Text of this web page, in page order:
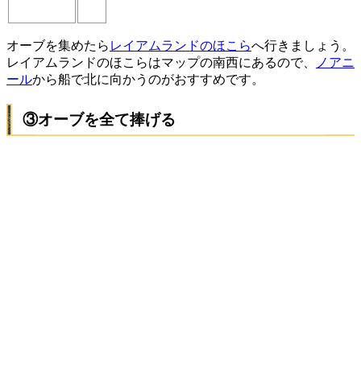
オーブを集めたら レイアムランドのほこらへ行きましょう。
レイアムランドのほこらはマップの南西にあるので、
ノアニ
ールから船で北に向かうのがおすすめです。
③オーブを全て捧げる